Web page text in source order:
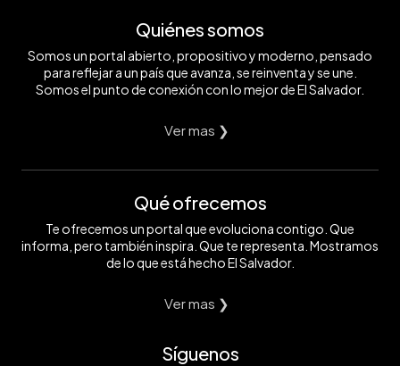
Quiénes somos
Somos un portal abierto, propositivo y moderno, pensado
para reflejar a un país que avanza, se reinventa y se une.
Somos el punto de conexión con lo mejor de El Salvador.
Ver mas ❯
Qué ofrecemos
Te ofrecemos un portal que evoluciona contigo. Que
informa, pero también inspira. Que te representa. Mostramos
de lo que está hecho El Salvador.
Ver mas ❯
Síguenos